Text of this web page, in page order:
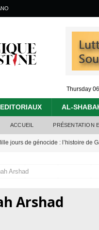
Thursday
EDITORIAUX AL-
ACCUEIL PRÉSENTATION
jours de génocide : l’histoire de
que Trump annonce un «
Israéliens se servent de la
Arshad
Arshad